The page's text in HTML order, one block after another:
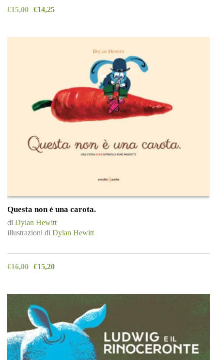
€15,00 €14,25
Questa non è una carota.
di Dylan Hewitt
illustrazioni di Dylan Hewitt
€16,00 €15,20